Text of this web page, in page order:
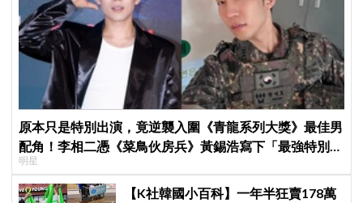
原本只是特別出演，竟逆襲入圍《青龍系列大獎》最佳男
配角！李相二憑《菜鳥伙房兵》黃錫浩寫下「最強特別出
演」傳奇
明星
【K社韓國小百科】一年半狂賣178萬